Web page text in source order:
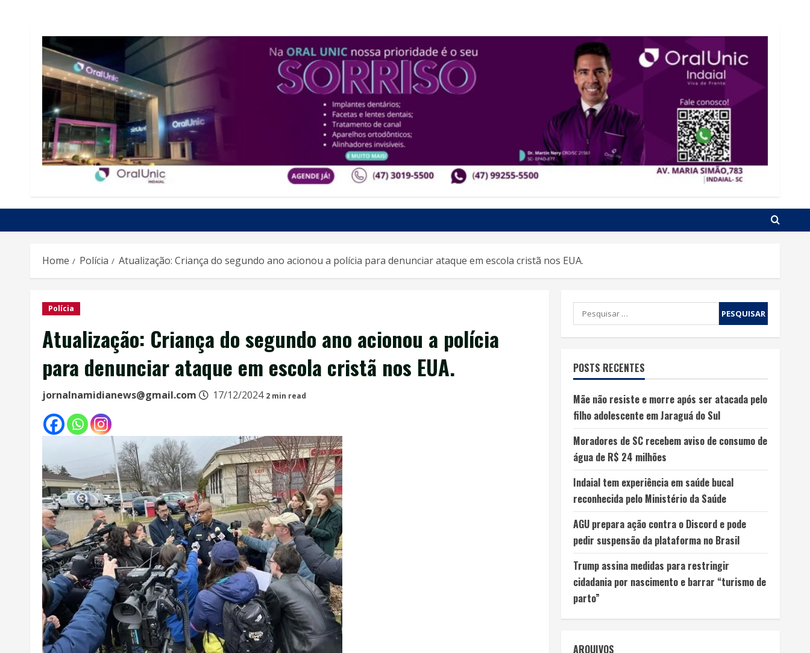
Home Polícia Atualização: Criança do segundo ano acionou a polícia para denunciar ataque em escola cristã nos EUA.
Polícia
Atualização: Criança do segundo ano acionou a polícia
para denunciar ataque em escola cristã nos EUA.
jornalnamidianews@gmail.com 17/12/2024 2 min read
POSTS RECENTES
Mãe não resiste e morre após ser atacada pelo
filho adolescente em Jaraguá do Sul
Moradores de SC recebem aviso de consumo de
água de R$ 24 milhões
Indaial tem experiência em saúde bucal
reconhecida pelo Ministério da Saúde
AGU prepara ação contra o Discord e pode
pedir suspensão da plataforma no Brasil
Trump assina medidas para restringir
cidadania por nascimento e barrar “turismo de
parto”
ARQUIVOS